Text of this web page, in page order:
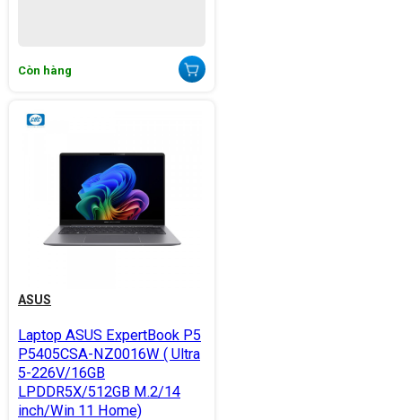
Còn hàng
ASUS
Laptop ASUS ExpertBook P5
P5405CSA-NZ0016W ( Ultra
5-226V/16GB
LPDDR5X/512GB M.2/14
inch/Win 11 Home)